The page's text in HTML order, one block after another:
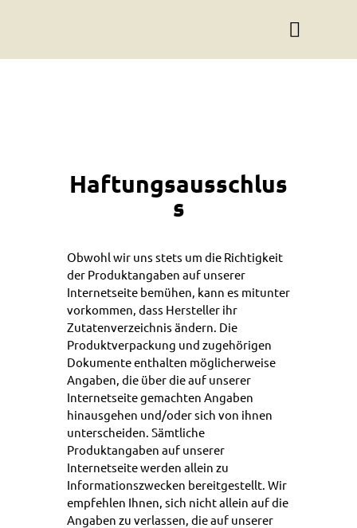
Haftungsausschlus
s
Obwohl wir uns stets um die Richtigkeit
der Produktangaben auf unserer
Internetseite bemühen, kann es mitunter
vorkommen, dass Hersteller ihr
Zutatenverzeichnis ändern. Die
Produktverpackung und zugehörigen
Dokumente enthalten möglicherweise
Angaben, die über die auf unserer
Internetseite gemachten Angaben
hinausgehen und/oder sich von ihnen
unterscheiden. Sämtliche
Produktangaben auf unserer
Internetseite werden allein zu
Informationszwecken bereitgestellt. Wir
empfehlen Ihnen, sich nicht allein auf die
Angaben zu verlassen, die auf unserer